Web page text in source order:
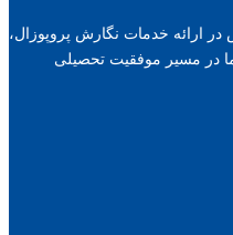
ارائه خدمات نگارش پروپوزال،
در مسیر موفقیت تحصیلی